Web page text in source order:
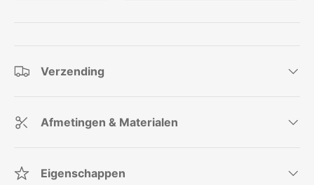
Verzending
Afmetingen & Materialen
Eigenschappen